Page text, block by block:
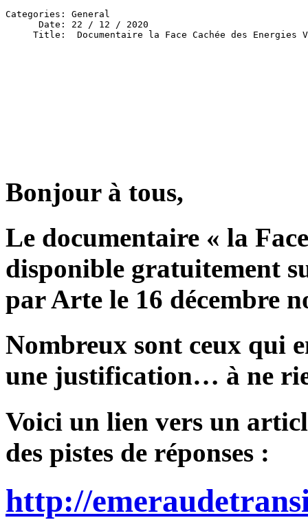
Categories: General
      Date: 22 / 12 / 2020
Bonjour à tous,
Le documentaire « la
disponible gratuitement
par Arte le 16 décembre
Nombreux sont ceux qui
une justification… à ne
Voici un lien vers un
des pistes de réponses :
http://